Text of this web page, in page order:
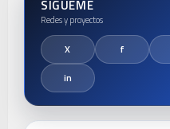
SÍGUEME